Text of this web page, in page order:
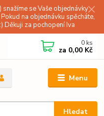
se Vaše objednávky
na objednávku spěcháte,
Děkuji za pochopení Iva
Menu
Hledat
0 ks
za 0,00 Kč